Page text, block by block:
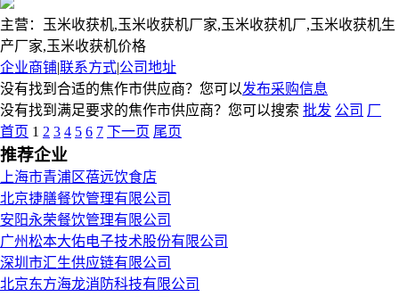
主营：玉米收获机,玉米收获机厂家,玉米收获机厂,玉米收获机生
产厂家,玉米收获机价格
企业商铺|联系方式|公司地址
没有找到合适的焦作市供应商？您可以发布采购信息
没有找到满足要求的焦作市供应商？您可以搜索 批发 公司 厂
首页 1 2 3 4 5 6 7 下一页 尾页
推荐企业
上海市青浦区蓓远饮食店
北京捷膳餐饮管理有限公司
安阳永荣餐饮管理有限公司
广州松本大佑电子技术股份有限公司
深圳市汇生供应链有限公司
北京东方海龙消防科技有限公司